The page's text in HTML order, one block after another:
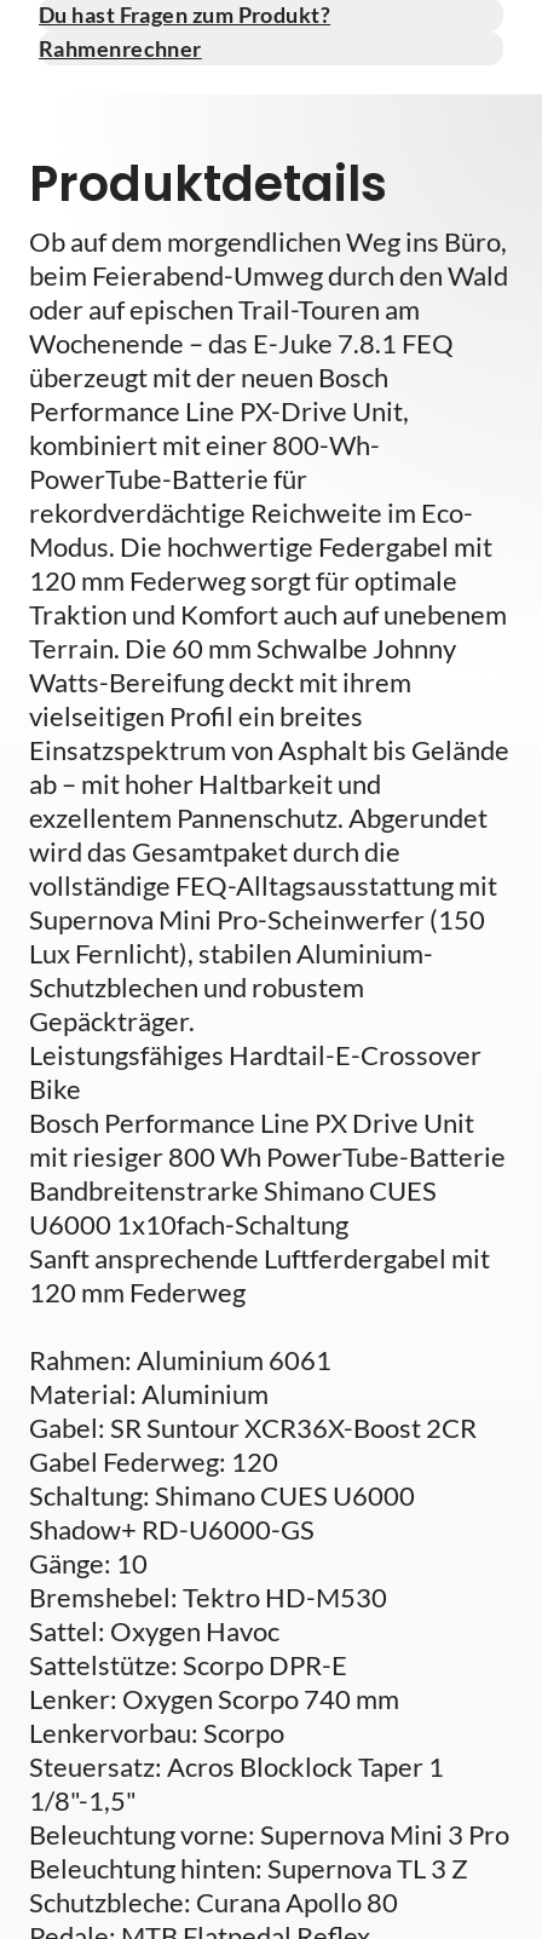
Du hast Fragen zum Produkt?
Rahmenrechner
Produktdetails
Ob auf dem morgendlichen Weg ins Büro,
beim Feierabend-Umweg durch den Wald
oder auf epischen Trail-Touren am
Wochenende – das E-Juke 7.8.1 FEQ
überzeugt mit der neuen Bosch
Performance Line PX-Drive Unit,
kombiniert mit einer 800-Wh-
PowerTube-Batterie für
rekordverdächtige Reichweite im Eco-
Modus. Die hochwertige Federgabel mit
120 mm Federweg sorgt für optimale
Traktion und Komfort auch auf unebenem
Terrain. Die 60 mm Schwalbe Johnny
Watts-Bereifung deckt mit ihrem
vielseitigen Profil ein breites
Einsatzspektrum von Asphalt bis Gelände
ab – mit hoher Haltbarkeit und
exzellentem Pannenschutz. Abgerundet
wird das Gesamtpaket durch die
vollständige FEQ-Alltagsausstattung mit
Supernova Mini Pro-Scheinwerfer (150
Lux Fernlicht), stabilen Aluminium-
Schutzblechen und robustem
Gepäckträger.
Leistungsfähiges Hardtail-E-Crossover
Bike
Bosch Performance Line PX Drive Unit
mit riesiger 800 Wh PowerTube-Batterie
Bandbreitenstrarke Shimano CUES
U6000 1x10fach-Schaltung
Sanft ansprechende Luftferdergabel mit
120 mm Federweg
Rahmen: Aluminium 6061
Material: Aluminium
Gabel: SR Suntour XCR36X-Boost 2CR
Gabel Federweg: 120
Schaltung: Shimano CUES U6000
Shadow+ RD-U6000-GS
Gänge: 10
Bremshebel: Tektro HD-M530
Sattel: Oxygen Havoc
Sattelstütze: Scorpo DPR-E
Lenker: Oxygen Scorpo 740 mm
Lenkervorbau: Scorpo
Steuersatz: Acros Blocklock Taper 1
1/8"-1,5"
Beleuchtung vorne: Supernova Mini 3 Pro
Beleuchtung hinten: Supernova TL 3 Z
Schutzbleche: Curana Apollo 80